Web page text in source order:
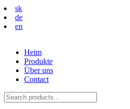
sk
de
en
Heim
Produkte
Über uns
Contact